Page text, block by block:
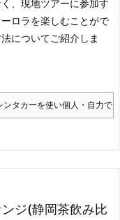
、現地ツアーに参加す
ロラを楽しむことがで
についてご紹介しま
タカーを使い個人・自力で
ジ(静岡茶飲み比